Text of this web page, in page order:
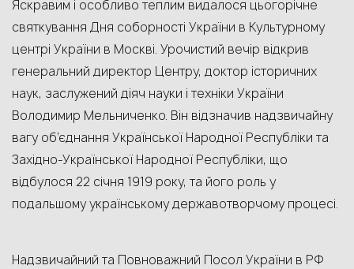
Яскравим і особливо теплим видалося цьогорічне
святкування Дня соборності України в Культурному
центрі України в Москві. Урочистий вечір відкрив
генеральний директор Центру, доктор історичних
наук, заслужений діяч науки і техніки України
Володимир Мельниченко. Він відзначив надзвичайну
вагу об’єднання Української Народної Республіки та
Західно-Української Народної Республіки, що
відбулося 22 січня 1919 року, та його роль у
подальшому українському державотворчому процесі.
Надзвичайний та Повноважний Посол України в РФ